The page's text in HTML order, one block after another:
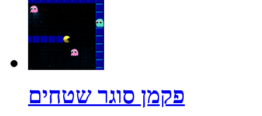
פקמן סוגר שטחים